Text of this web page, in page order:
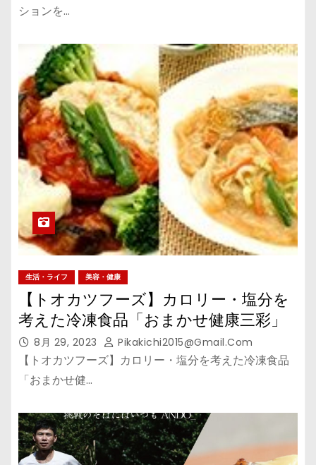
ションを…
生活・ライフ 美容・健康
【トオカツフーズ】カロリー・塩分を
考えた冷凍食品「おまかせ健康三彩」
8月 29, 2023 Pikakichi2015@gmail.com
【トオカツフーズ】カロリー・塩分を考えた冷凍食品
「おまかせ健…